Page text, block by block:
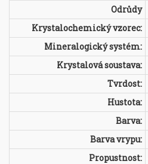
Odrůdy
Krystalochemický vzorec:
Mineralogický systém:
Krystalová soustava:
Tvrdost:
Hustota:
Barva:
Barva vrypu:
Propustnost: